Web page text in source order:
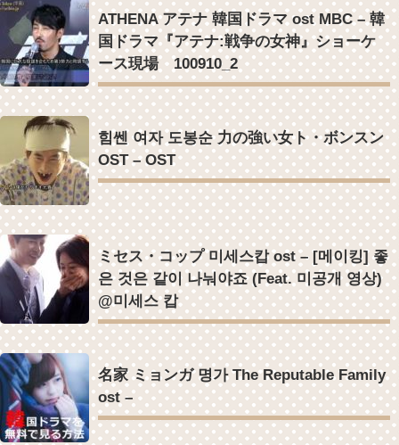
ATHENA アテナ 韓国ドラマ ost MBC – 韓
国ドラマ『アテナ:戦争の女神』ショーケ
ース現場 100910_2
힘쎈 여자 도봉순 力の強い女ト・ボンスン
OST – OST
ミセス・コップ 미세스캅 ost – [메이킹] 좋
은 것은 같이 나눠야죠 (Feat. 미공개 영상)
@미세스 캅
名家 ミョンガ 명가 The Reputable Family
ost –